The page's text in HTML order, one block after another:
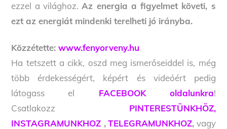
ezzel a világhoz.Az energia a figyelmet követi, s
ezt az energiát mindenki terelheti jó irányba.
Közzétette:www.fenyorveny.hu
Ha tetszett a cikk, oszd meg ismerőseiddel is, még
több érdekességért, képért és videóért pedig
látogass el
FACEBOOK oldalunkra!
Csatlakozz PINTERESTÜNKHÖZ,
INSTAGRAMUNKHOZ , TELEGRAMUNKHOZ, vagy